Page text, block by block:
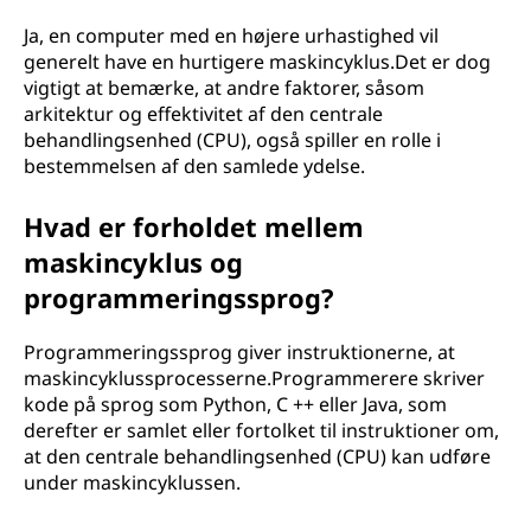
Ja, en computer med en højere urhastighed vil
generelt have en hurtigere maskincyklus.Det er dog
vigtigt at bemærke, at andre faktorer, såsom
arkitektur og effektivitet af den centrale
behandlingsenhed (CPU), også spiller en rolle i
bestemmelsen af den samlede ydelse.
Hvad er forholdet mellem
maskincyklus og
programmeringssprog?
Programmeringssprog giver instruktionerne, at
maskincyklussprocesserne.Programmerere skriver
kode på sprog som Python, C ++ eller Java, som
derefter er samlet eller fortolket til instruktioner om,
at den centrale behandlingsenhed (CPU) kan udføre
under maskincyklussen.